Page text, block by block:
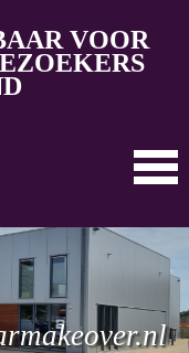
VOOR